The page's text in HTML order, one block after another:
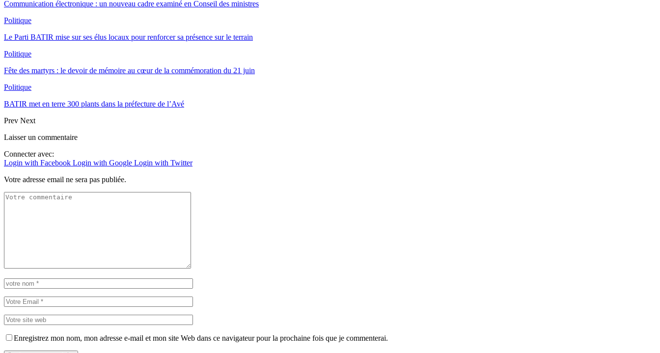
Communication électronique : un nouveau cadre examiné en Conseil des ministres
Politique
Le Parti BATIR mise sur ses élus locaux pour renforcer sa présence sur le terrain
Politique
Fête des martyrs : le devoir de mémoire au cœur de la commémoration du 21 juin
Politique
BATIR met en terre 300 plants dans la préfecture de l’Avé
Prev Next
Laisser un commentaire
Connecter avec:
Login with Facebook Login with Google Login with Twitter
Votre adresse email ne sera pas publiée.
Enregistrez mon nom, mon adresse e-mail et mon site Web dans ce navigateur pour la prochaine fois que je commenterai.